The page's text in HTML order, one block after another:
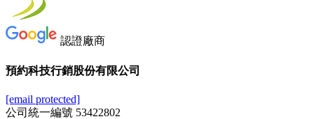
認證廠商
預約科技行銷股份有限公司
[email protected]
公司統一編號 53422802